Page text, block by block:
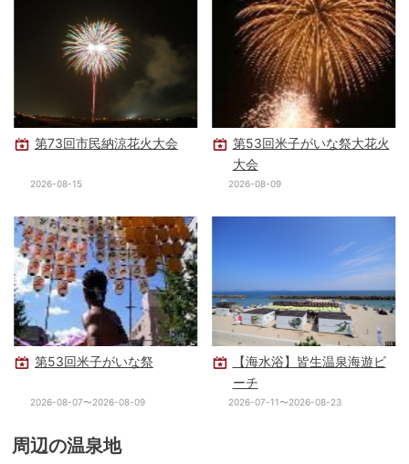
第73回市民納涼花火大会
2026-08-15
第53回米子がいな祭大花火
大会
2026-08-09
第53回米子がいな祭
2026-08-07〜2026-08-09
【海水浴】皆生温泉海遊ビ
ーチ
2026-07-11〜2026-08-23
周辺の温泉地